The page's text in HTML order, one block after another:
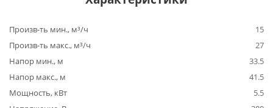
Произв-ть мин., м³/ч
15
Произв-ть макс., м³/ч
27
Напор мин., м
33.5
Напор макс., м
41.5
Мощность, кВт
5.5